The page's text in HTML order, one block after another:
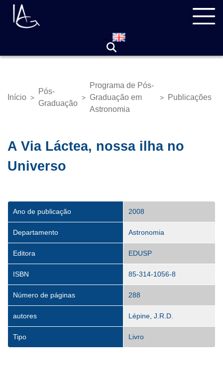
Pular
para
Trilha
Início >
Pós-
Graduação
>
Programa de Pós-
Graduação em
Astronomia
> Publicações
A Via Láctea, nossa ilha no
Universo
Ano de publicação 2008
Departamento Astronomia
Editora EDUSP
ISBN 85-314-1056-8
Número de páginas 288
autores Lépine, J.R.D.
Tipo Livro